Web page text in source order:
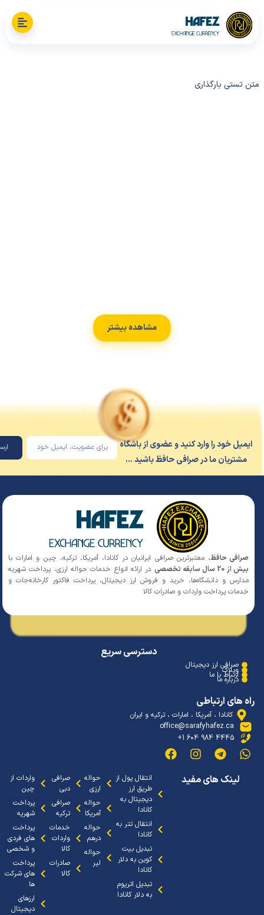
بارگذاری
مشاهده بیشتر
خود را وارد کنید و عضوی از باشگاه
ما در صرافی حافظ باشید ...
حافظ، معتبرترین صرافی ایرانیان در کانادا، آمریکا، ترکیه، چین و امارات با
سال سابقه تخصصی
در ارائه انواع خدمات حواله ارزی، پرداخت شهریه
و دانشگاه‌ها، خرید و فروش ارز دیجیتال، پرداخت فاکتور کارخانه‌جات و
پرداخت واردات و صادرات کالا
دسترسی سریع
صرافی ارز دیجیتال
وبلاگ
ارتباط با ما
درباره ما
های ارتباطی
کانادا ، آمریکا ، امارات ، ترکیه و ایران
office@sarafyhafez.ca
4445 984 604 1+
لینک های مفید
انتقال پول از
طریق ارز
دیجیتال به
انتقال تتر به
کانادا
تبدیل بیت
کوین به دلار
تبدیل اتریوم
به دلار کانادا
حواله
ارزی
حواله
آمریکا
حواله
درهم
حواله
لیر
صرافی
دبی
صرافی
ترکیه
خدمات
واردات
کالا
صادرات
واردات از
چین
پرداخت
شهریه
پرداخت
های فردی
و شخصی
پرداخت
های شرکت
ارزهای
دیجیتال